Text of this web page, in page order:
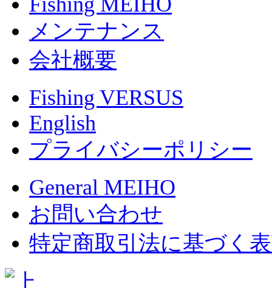
メンテナンス
会社概要
Fishing VERSUS
English
プライバシーポリシー
General MEIHO
お問い合わせ
特定商取引法に基づく